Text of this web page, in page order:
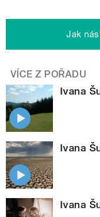
Jak
VÍCE Z POŘADU
Ivana
Ivana
Ivana